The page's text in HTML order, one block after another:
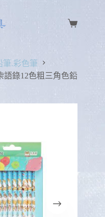
筆.彩色筆
語錄12色粗三角色鉛